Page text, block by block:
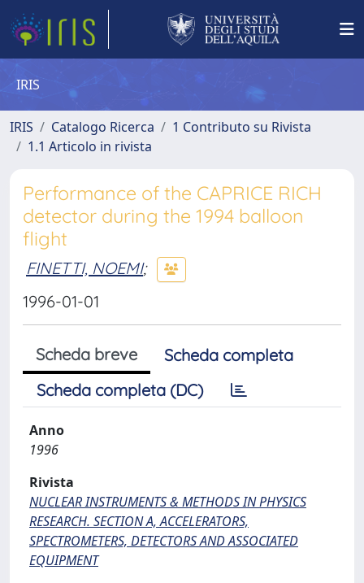
IRIS
IRIS Catalogo Ricerca
1 Contributo su Rivista
1.1 Articolo in rivista
Performance of the CAPRICE RICH
detector during the 1994 balloon
flight
FINETTI, NOEMI;
1996-01-01
Scheda breve
Scheda completa
Scheda completa (DC)
Anno
1996
Rivista
NUCLEAR INSTRUMENTS & METHODS IN PHYSICS
RESEARCH. SECTION A, ACCELERATORS,
SPECTROMETERS, DETECTORS AND ASSOCIATED
EQUIPMENT